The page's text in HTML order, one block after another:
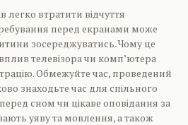
легко втратити відчуття
перед екранами може
зосереджуватись. Чому це
телевізора чи комп’ютера
Обмежуйте час, проведений
знаходьте час для спільного
сном чи цікаве оповідання за
уяву та мовлення, а також